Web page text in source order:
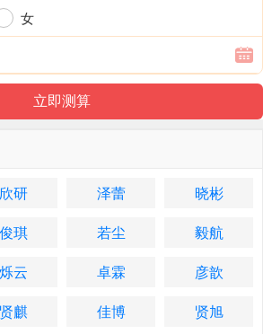
女
欣研 泽蕾
晓彬
俊琪 若尘
毅航
烁云 卓霖
彦歆
贤麒 佳博
贤旭